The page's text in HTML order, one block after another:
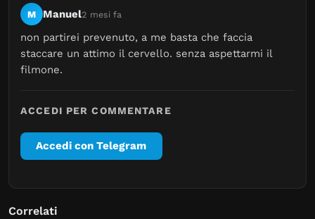
M Manuel2 mesi fa
non partirei prevenuto, a me basta che faccia
staccare un attimo il cervello. senza aspettarmi il
filmone.
ACCEDI PER COMMENTARE
Accedi con Telegram
Correlati